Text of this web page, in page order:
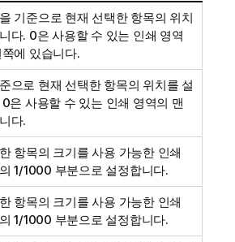
기준으로 현재 선택한 항목의 위치
다. 0은 사용할 수 있는 인쇄 영역
에 있습니다.
으로 현재 선택한 항목의 위치를 설
은 사용할 수 있는 인쇄 영역의 맨
다.
항목의 크기를 사용 가능한 인쇄
1/1000 부분으로 설정합니다.
항목의 크기를 사용 가능한 인쇄
1/1000 부분으로 설정합니다.